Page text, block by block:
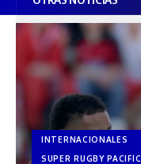
INTERNACIONALES
SUPER RUGBY PACIFIC